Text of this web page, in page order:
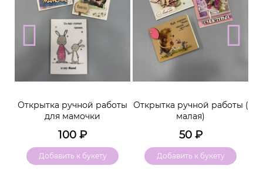
Открытка ручной работы
для мамочки
100 ₽
Добавить к букету
Открытка ручной работы (
малая)
50₽
Добавить к букету